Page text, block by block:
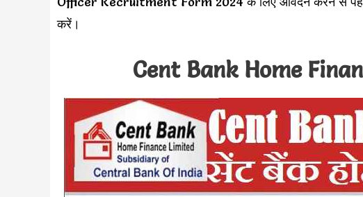
करें।
Cent Bank Home